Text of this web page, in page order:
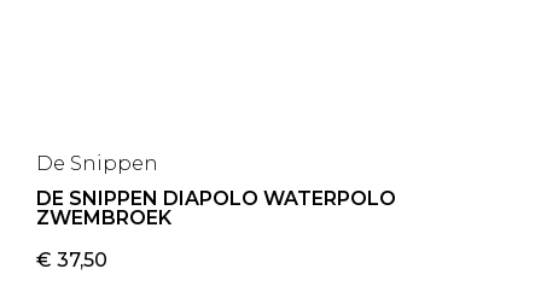
De Snippen
DE SNIPPEN DIAPOLO WATERPOLO
ZWEMBROEK
€ 37,50